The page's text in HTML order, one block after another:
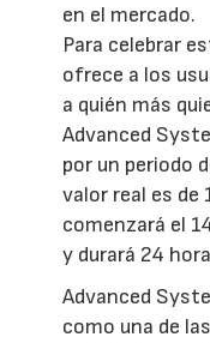
en el mercado.
Para celebrar
ofrece a los
a quién más
Advanced
por un periodo
valor real es de
comenzará el
y durará 24
Advanced
como una de